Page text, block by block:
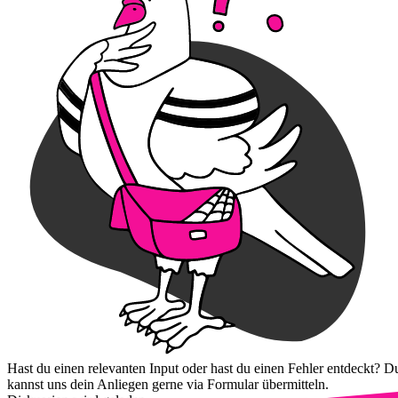
Hast du einen relevanten Input oder hast du einen Fehler entdeckt?
kannst uns dein Anliegen gerne via Formular übermitteln.